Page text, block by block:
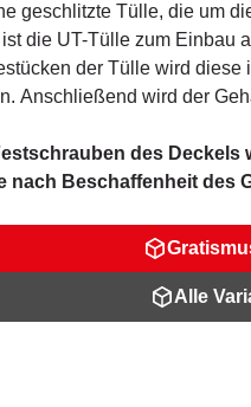
geschlitzte Tülle, die um
die UT-Tülle zum Einbau
der Tülle wird diese
Anschließend wird der
des
nach Beschaffenheit des
Alle